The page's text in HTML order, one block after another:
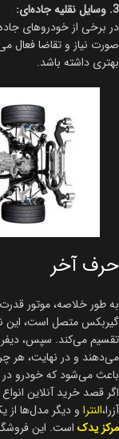
3. وسایل نقلیه جاده‌ای:
صورت نیاز و تقاضا فعال
بهتری داشته باشد.
حرف آخر
به طور خلاصه، موتور
گیربکس متصل است، این
تقسیم می‌کند. سپس،
باعث می‌شود که خودرو
اگر قصد خرید آنلاین
آزرا،النترا و دیگر مدل‌ها از
مرکز یدک است. این